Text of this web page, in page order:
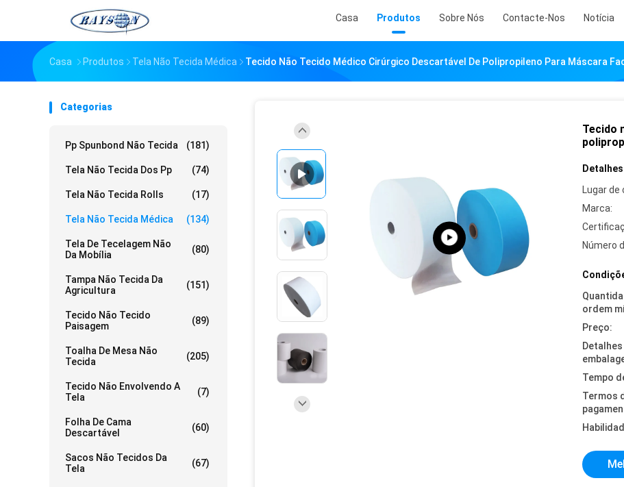
Casa Produtos Sobre Nós Contacte-Nos Notícia
Casa Produtos Tela Não Tecida Médica Tecido Não Tecido Médico Cirúrgico Descartável De Polipropileno Para Máscara
Categorias
Pp Spunbond Não Tecida (181)
Tela Não Tecida Dos Pp (74)
Tela Não Tecida Rolls (17)
Tela Não Tecida Médica (134)
Tela De Tecelagem Não
Da Mobília
(80)
Tampa Não Tecida Da
Agricultura
(151)
Tecido Não Tecido
Paisagem
(89)
Toalha De Mesa Não
Tecida
(205)
Tecido Não Envolvendo A
Tela
(7)
Folha De Cama
Descartável
(60)
Sacos Não Tecidos Da
Tela
(67)
Tecido
Lugar de
Marca:
Número
ordem
Preço:
Detalhes
Tempo
Termos